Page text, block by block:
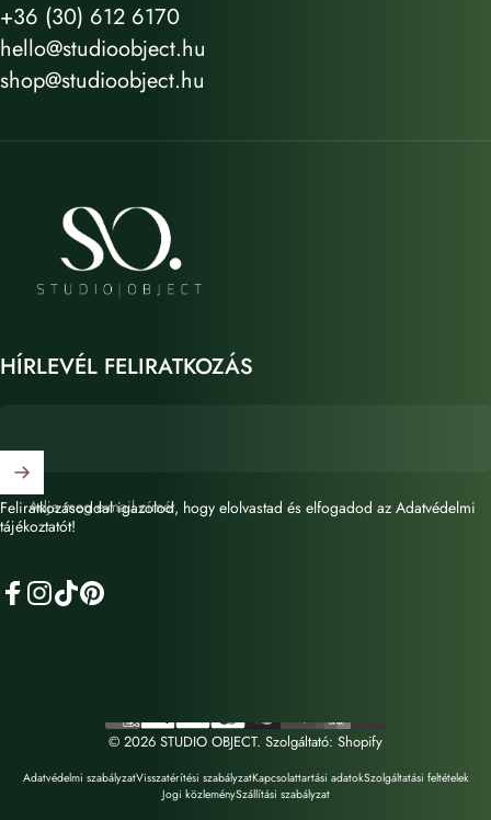
+36 (30) 612 6170
hello@studioobject.hu
shop@studioobject.hu
STUDIO OBJECT
HÍRLEVÉL FELIRATKOZÁS
Adja meg e-mail címét
Feliratkozásoddal igazolod, hogy elolvastad és elfogadod az Adatvédelmi
tájékoztatót!
© 2026 STUDIO OBJECT. Szolgáltató: Shopify
Adatvédelmi szabályzatVisszatérítési szabályzatKapcsolattartási adatokSzolgáltatási feltételek
Jogi közleménySzállítási szabályzat